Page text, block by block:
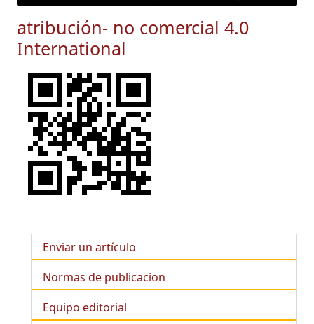
atribución- no comercial 4.0
International
Enviar un artículo
Normas de publicacion
Equipo editorial